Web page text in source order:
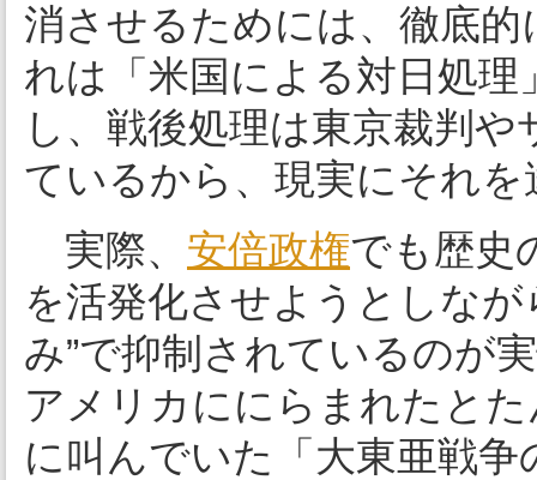
消させるためには、徹底
れは「米国による対日処
し、戦後処理は東京裁判
ているから、現実にそれ
実際、 安倍政権でも歴史
を活発化させようとしな
み”で抑制されているのが
アメリカににらまれたと
に叫んでいた「大東亜戦